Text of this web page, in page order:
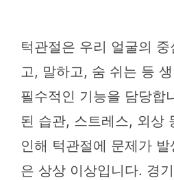
턱관절은 우리 얼굴의
고, 말하고, 숨 쉬는 등
필수적인 기능을 담당합
된 습관, 스트레스, 외상
인해 턱관절에 문제가
은 상상 이상입니다. 경